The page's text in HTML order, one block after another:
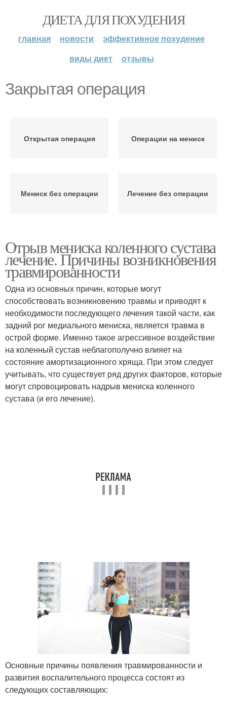
ДИЕТА ДЛЯ ПОХУДЕНИЯ
главная новости
эффективное похудение
виды диет
отзывы
Закрытая операция
Открытая операция Операции на мениск
Мениск без операции Лечение без операции
Отрыв мениска коленного сустава
лечение. Причины возникновения
травмированности
Одна из основных причин, которые могут
способствовать возникновению травмы и приводят к
необходимости последующего лечения такой части, как
задний рог медиального мениска, является травма в
острой форме. Именно такое агрессивное воздействие
на коленный сустав неблагополучно влияет на
состояние амортизационного хряща. При этом следует
учитывать, что существует ряд других факторов, которые
могут спровоцировать надрыв мениска коленного
сустава (и его лечение).
Основные причины появления травмированности и
развития воспалительного процесса состоят из
следующих составляющих: